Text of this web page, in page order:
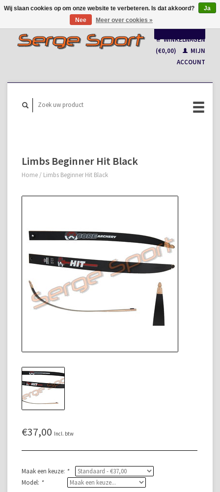
Français
WINKELWAGEN
(€0,00)
MIJN
ACCOUNT
Limbs Beginner Hit Black
Home / Limbs Beginner Hit Black
€37,00 Incl. btw
Maak een keuze: *
Model: *
Wij slaan cookies op om onze website te verbeteren. Is dat akkoord?
Ja
Nee
Meer over cookies »